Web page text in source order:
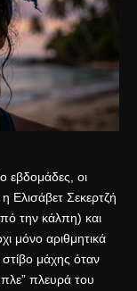
εβδομάδες, οι
Ελισάβετ Σεκερτζή
την κάλπη) και
μόνο αριθμητικά
μάχης όταν
πλευρά του